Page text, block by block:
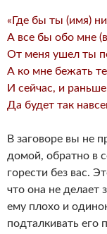
«Где бы ты (имя)
А все бы обо мне
От меня ушел ты
А ко мне бежать
И сейчас, и
Да будет так
В заговоре вы не
домой, обратно в
горести без вас.
что она не делает
ему плохо и
подталкивать его